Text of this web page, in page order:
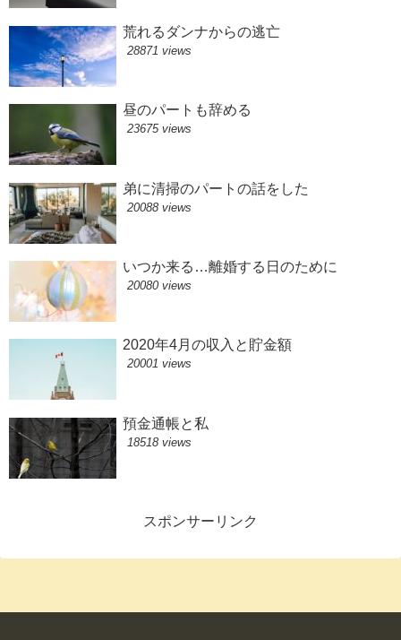
荒れるダンナからの逃亡
28871 views
昼のパートも辞める
23675 views
弟に清掃のパートの話をした
20088 views
いつか来る…離婚する日のために
20080 views
2020年4月の収入と貯金額
20001 views
預金通帳と私
18518 views
スポンサーリンク